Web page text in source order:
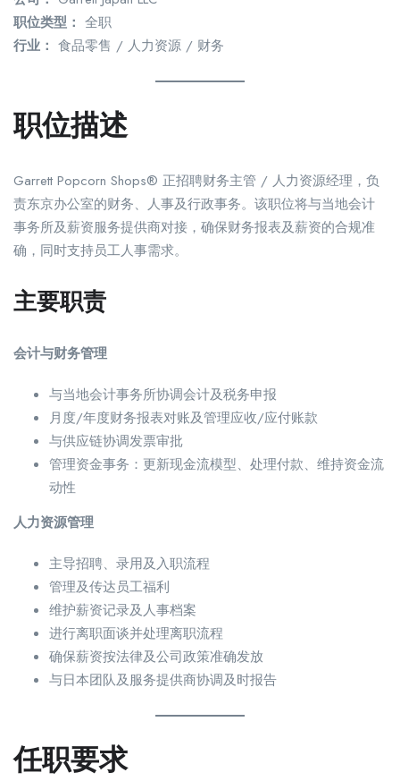
职位类型： 全职
行业： 食品零售 / 人力资源 / 财务
职位描述
Garrett Popcorn Shops® 正招聘财务主管 / 人力资源经理，负
责东京办公室的财务、人事及行政事务。该职位将与当地会计
事务所及薪资服务提供商对接，确保财务报表及薪资的合规准
确，同时支持员工人事需求。
主要职责
会计与财务管理
与当地会计事务所协调会计及税务申报
月度/年度财务报表对账及管理应收/应付账款
与供应链协调发票审批
管理资金事务：更新现金流模型、处理付款、维持资金流
动性
人力资源管理
主导招聘、录用及入职流程
管理及传达员工福利
维护薪资记录及人事档案
进行离职面谈并处理离职流程
确保薪资按法律及公司政策准确发放
与日本团队及服务提供商协调及时报告
任职要求